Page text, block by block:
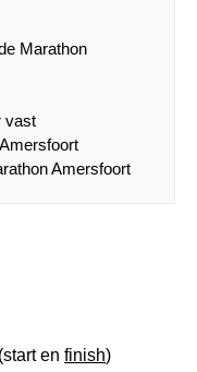
Marathon
vast
Amersfoort
en finish)